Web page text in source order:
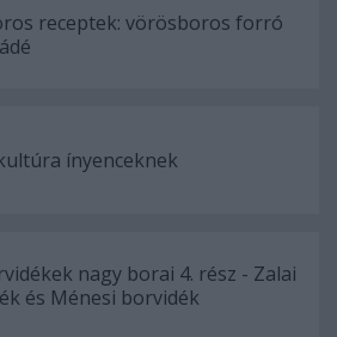
receptek: vörösboros forró
ínyenceknek
nagy borai 4. rész - Zalai
és Ménesi borvidék